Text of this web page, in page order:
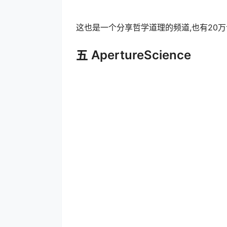
这也是一个分享哲学道理的频道,也有20
五 ApertureScience